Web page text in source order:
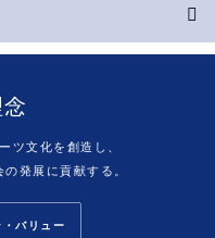
ツ文化を創造し、
発展に貢献する。
バリュー